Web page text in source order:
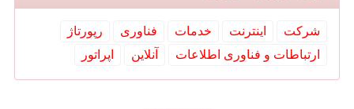
شركت اینترنت خدمات فناوری
رپورتاژ
ارتباطات و فناوری اطلاعات
آنلاین اپراتور